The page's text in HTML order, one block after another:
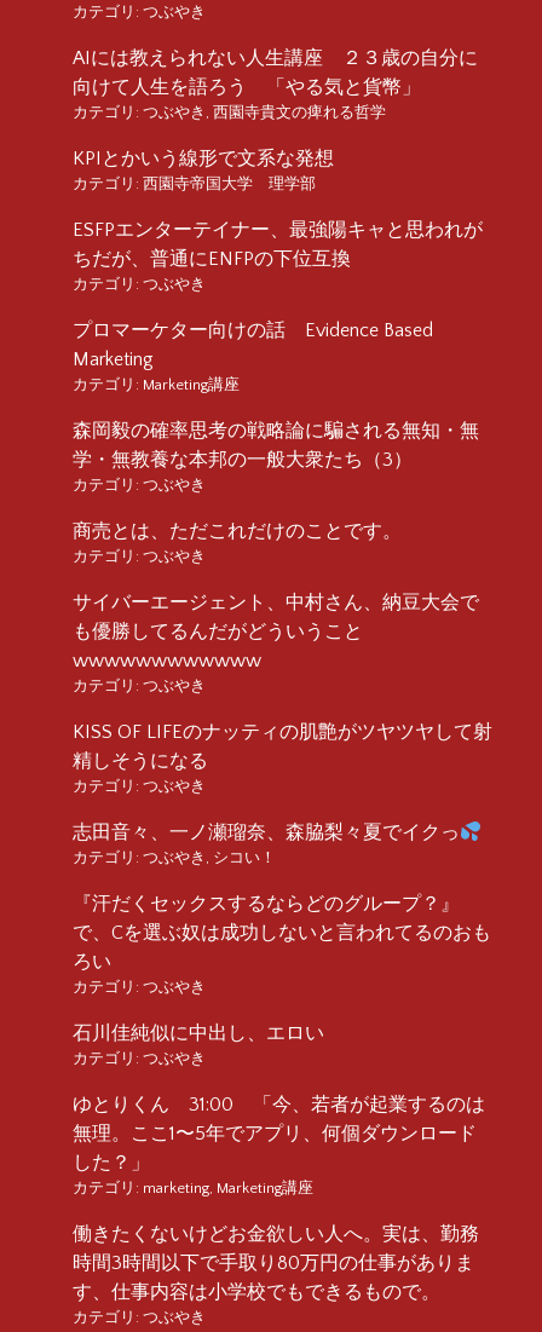
カテゴリ: つぶやき
AIには教えられない人生講座 ２３歳の自分に
向けて人生を語ろう 「やる気と貨幣」
カテゴリ: つぶやき , 西園寺貴文の痺れる哲学
KPIとかいう線形で文系な発想
カテゴリ: 西園寺帝国大学 理学部
ESFPエンターテイナー、最強陽キャと思われが
ちだが、普通にENFPの下位互換
カテゴリ: つぶやき
プロマーケター向けの話 Evidence Based
Marketing
カテゴリ: Marketing講座
森岡毅の確率思考の戦略論に騙される無知・無
学・無教養な本邦の一般大衆たち（3）
カテゴリ: つぶやき
商売とは、ただこれだけのことです。
カテゴリ: つぶやき
サイバーエージェント、中村さん、納豆大会で
も優勝してるんだがどういうこと
wwwwwwwwwwww
カテゴリ: つぶやき
KISS OF LIFEのナッティの肌艶がツヤツヤして射
精しそうになる
カテゴリ: つぶやき
志田音々、一ノ瀬瑠奈、森脇梨々夏でイクっ
カテゴリ: つぶやき , シコい！
『汗だくセックスするならどのグループ？』
で、Cを選ぶ奴は成功しないと言われてるのおも
ろい
カテゴリ: つぶやき
石川佳純似に中出し、エロい
カテゴリ: つぶやき
ゆとりくん 31:00 「今、若者が起業するのは
無理。ここ1〜5年でアプリ、何個ダウンロード
した？」
カテゴリ: marketing, Marketing講座
働きたくないけどお金欲しい人へ。実は、勤務
時間3時間以下で手取り80万円の仕事がありま
す、仕事内容は小学校でもできるもので。
カテゴリ: つぶやき